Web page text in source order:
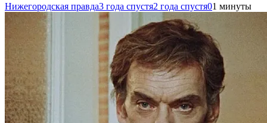
Нижегородская правда3 года спустя2 года спустя01 минуты